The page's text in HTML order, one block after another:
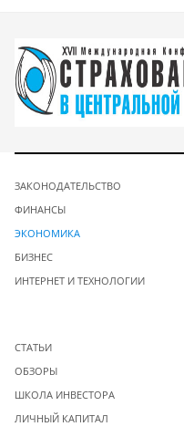
ЗАКОНОДАТЕЛЬСТВО
ФИНАНСЫ
ЭКОНОМИКА
БИЗНЕС
ИНТЕРНЕТ И ТЕХНОЛОГИИ
СТАТЬИ
ОБЗОРЫ
ШКОЛА ИНВЕСТОРА
ЛИЧНЫЙ КАПИТАЛ